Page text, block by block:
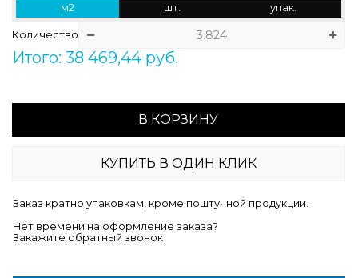
м2 шт. упак.
Количество
Итого: 38 469,44 руб.
В КОРЗИНУ
КУПИТЬ В ОДИН КЛИК
Заказ кратно упаковкам, кроме поштучной продукции.
Нет времени на оформление заказа?
Закажите обратный звонок